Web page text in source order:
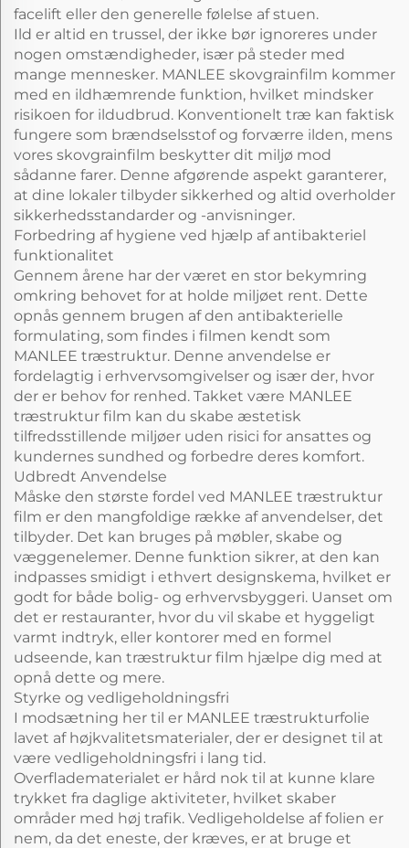
facelift eller den generelle følelse af stuen.
Ild er altid en trussel, der ikke bør ignoreres under
nogen omstændigheder, især på steder med
mange mennesker. MANLEE skovgrainfilm kommer
med en ildhæmrende funktion, hvilket mindsker
risikoen for ildudbrud. Konventionelt træ kan faktisk
fungere som brændselsstof og forværre ilden, mens
vores skovgrainfilm beskytter dit miljø mod
sådanne farer. Denne afgørende aspekt garanterer,
at dine lokaler tilbyder sikkerhed og altid overholder
sikkerhedsstandarder og -anvisninger.
Forbedring af hygiene ved hjælp af antibakteriel
funktionalitet
Gennem årene har der været en stor bekymring
omkring behovet for at holde miljøet rent. Dette
opnås gennem brugen af den antibakterielle
formulating, som findes i filmen kendt som
MANLEE træstruktur. Denne anvendelse er
fordelagtig i erhvervsomgivelser og især der, hvor
der er behov for renhed. Takket være MANLEE
træstruktur film kan du skabe æstetisk
tilfredsstillende miljøer uden risici for ansattes og
kundernes sundhed og forbedre deres komfort.
Udbredt Anvendelse
Måske den største fordel ved MANLEE træstruktur
film er den mangfoldige række af anvendelser, det
tilbyder. Det kan bruges på møbler, skabe og
væggenelemer. Denne funktion sikrer, at den kan
indpasses smidigt i ethvert designskema, hvilket er
godt for både bolig- og erhvervsbyggeri. Uanset om
det er restauranter, hvor du vil skabe et hyggeligt
varmt indtryk, eller kontorer med en formel
udseende, kan træstruktur film hjælpe dig med at
opnå dette og mere.
Styrke og vedligeholdningsfri
I modsætning her til er MANLEE træstrukturfolie
lavet af højkvalitetsmaterialer, der er designet til at
være vedligeholdningsfri i lang tid.
Overfladematerialet er hård nok til at kunne klare
trykket fra daglige aktiviteter, hvilket skaber
områder med høj trafik. Vedligeholdelse af folien er
nem, da det eneste, der kræves, er at bruge et